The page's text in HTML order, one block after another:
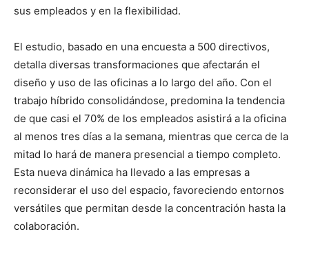
sus empleados y en la flexibilidad.
El estudio, basado en una encuesta a 500 directivos,
detalla diversas transformaciones que afectarán el
diseño y uso de las oficinas a lo largo del año. Con el
trabajo híbrido consolidándose, predomina la tendencia
de que casi el 70% de los empleados asistirá a la oficina
al menos tres días a la semana, mientras que cerca de la
mitad lo hará de manera presencial a tiempo completo.
Esta nueva dinámica ha llevado a las empresas a
reconsiderar el uso del espacio, favoreciendo entornos
versátiles que permitan desde la concentración hasta la
colaboración.